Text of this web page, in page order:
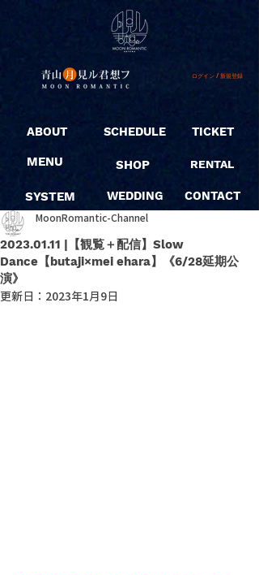
ログイン / 新規登録
ABOUT
MENU
SYSTEM
SCHEDULE
SHOP
WEDDING
TICKET
RENTAL
CONTACT
2023.01.11 |【観覧＋配信】Slow
Dance【butaji×mei ehara】《6/28延期公
演》
MoonRomantic-Channel
更新日： 2023年1月9日